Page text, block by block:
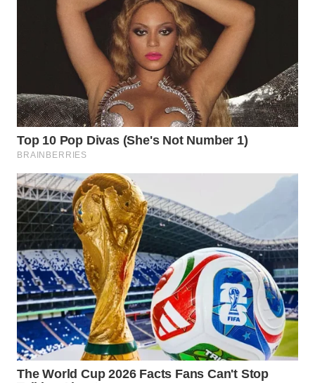
INDRAMAYU
WN
MAJALENGKA
SUBANG
WN
SUKABUMI
WN
PURWAKARTA
WN
PRIANGAN
TIMUR